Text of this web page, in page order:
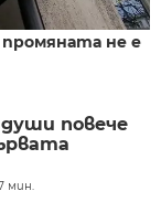
не е
повече
мин.